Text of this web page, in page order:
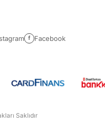
f Facebook
Saklıdır